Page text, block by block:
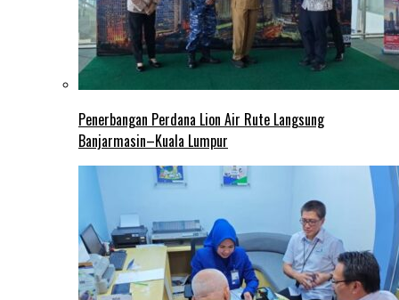
Penerbangan Perdana Lion Air Rute Langsung
Banjarmasin–Kuala Lumpur